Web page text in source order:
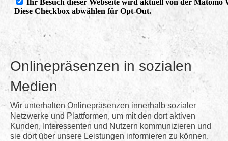
Onlinepräsenzen in sozialen
Medien
Wir unterhalten Onlinepräsenzen innerhalb sozialer
Netzwerke und Plattformen, um mit den dort aktiven
Kunden, Interessenten und Nutzern kommunizieren und
sie dort über unsere Leistungen informieren zu können.